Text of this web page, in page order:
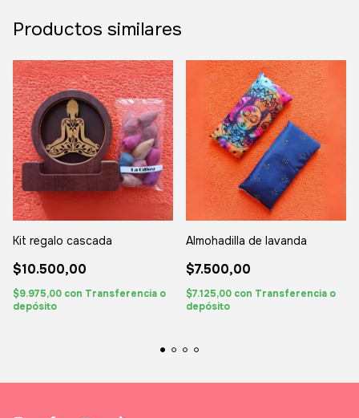
Productos similares
Kit regalo cascada
$10.500,00
$9.975,00 con Transferencia o
depósito
Almohadilla de lavanda
$7.500,00
$7.125,00 con Transferencia o
depósito